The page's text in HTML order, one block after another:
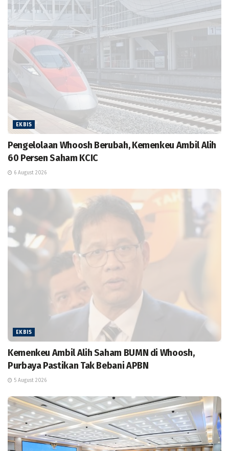
EKBIS
Pengelolaan Whoosh Berubah, Kemenkeu Ambil Alih
60 Persen Saham KCIC
6 August 2026
EKBIS
Kemenkeu Ambil Alih Saham BUMN di Whoosh,
Purbaya Pastikan Tak Bebani APBN
5 August 2026